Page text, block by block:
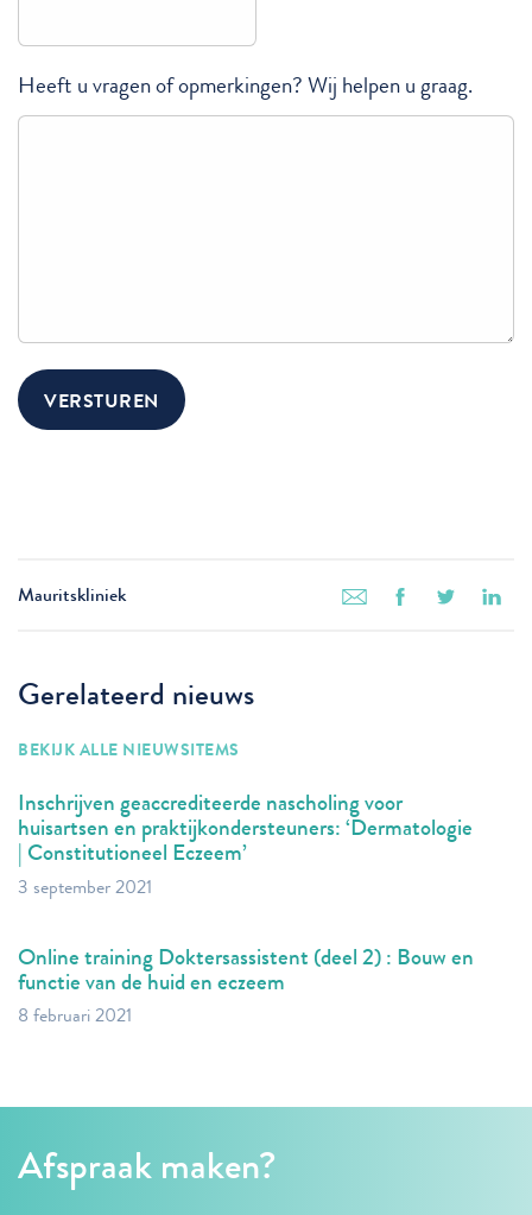
Heeft u vragen of opmerkingen? Wij helpen u graag.
Mauritskliniek
Gerelateerd nieuws
BEKIJK ALLE NIEUWSITEMS
Inschrijven geaccrediteerde nascholing voor
huisartsen en praktijkondersteuners: ‘Dermatologie
| Constitutioneel Eczeem’
3 september 2021
Online training Doktersassistent (deel 2) : Bouw en
functie van de huid en eczeem
8 februari 2021
Afspraak maken?